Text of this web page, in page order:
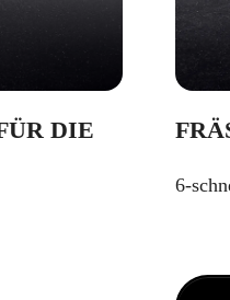
DIE
6-